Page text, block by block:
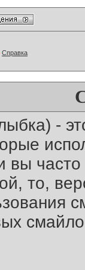
Справка
-
часто
то,